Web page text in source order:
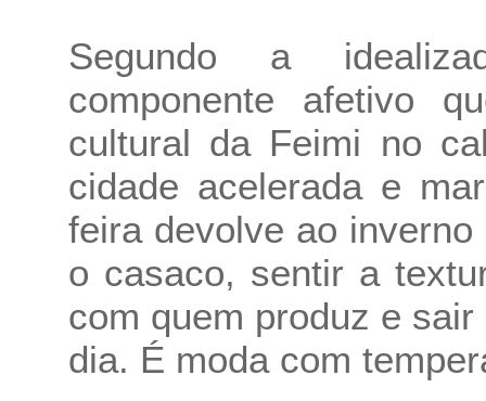
Segundo a
componente afetivo
cultural da Feimi no
cidade acelerada e
feira devolve ao
o casaco, sentir a
com quem produz e
dia. É moda com